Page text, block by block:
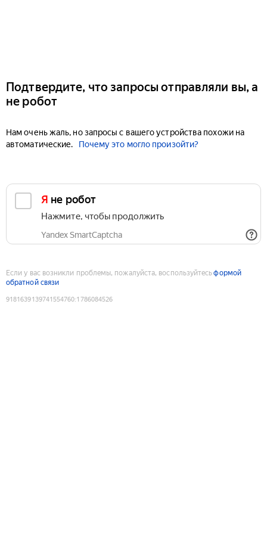
Подтвердите, что запросы отправляли вы, а
не робот
Нам очень жаль, но запросы с вашего устройства похожи на
автоматические.
Почему это могло произойти?
Я не робот
Нажмите, чтобы продолжить
Yandex SmartCaptcha
Если у вас возникли проблемы, пожалуйста, воспользуйтесьформой
обратной связи
9181639139741554760:1786084526